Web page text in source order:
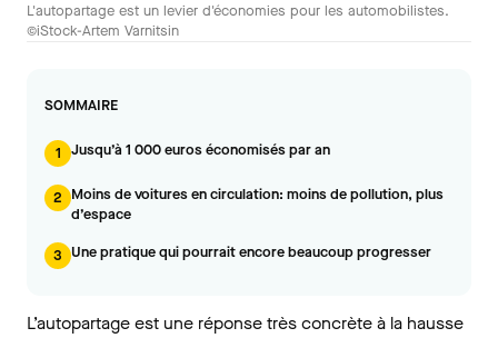
L'autopartage est un levier d'économies pour les automobilistes.
©iStock-Artem Varnitsin
SOMMAIRE
1 Jusqu’à 1 000 euros économisés par an
2 Moins de voitures en circulation: moins de pollution, plus
d’espace
3 Une pratique qui pourrait encore beaucoup progresser
L’autopartage est une réponse très concrète à la hausse